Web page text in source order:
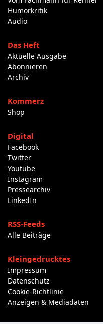
Humorkritik
Audio
Das Heft
Aktuelle Ausgabe
Abonnieren
Archiv
Kommerz
Shop
Digital
Facebook
Twitter
Youtube
Instagram
Pressearchiv
LinkedIn
RSS-Feeds
Alle Beiträge
Kleingedrucktes
Impressum
Datenschutz
Cookie-Richtlinie
Anzeigen & Mediadaten